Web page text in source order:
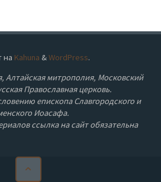
на Kahuna &WordPress.
Алтайская митрополия, Московский
Православная церковь.
епископа Славгородского и
Иоасафа.
ссылка на сайт обязательна